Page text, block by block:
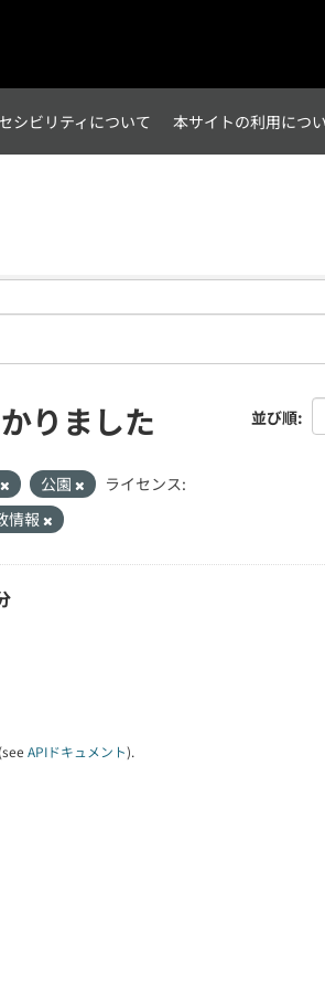
シビリティについて 本サイトの利用につ
並び順
りました
公園
ライセンス:
情報
(see APIドキュメント).